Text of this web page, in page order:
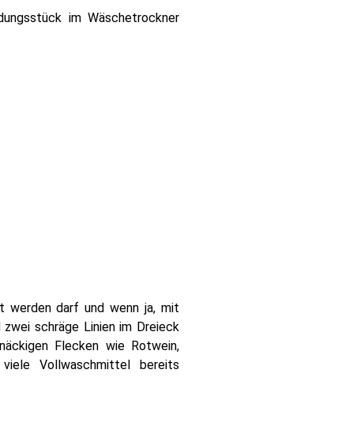
im Wäschetrockner
werden darf und wenn ja, mit
schräge Linien im Dreieck
Flecken wie Rotwein,
Vollwaschmittel bereits